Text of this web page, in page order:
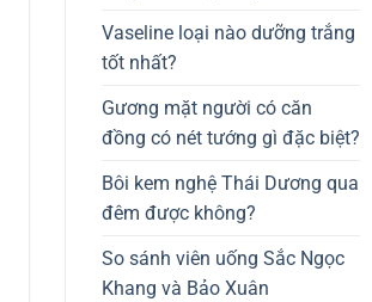
Vaseline loại nào dưỡng trắng
tốt nhất?
Gương mặt người có căn
đồng có nét tướng gì đặc biệt?
Bôi kem nghệ Thái Dương qua
đêm được không?
So sánh viên uống Sắc Ngọc
Khang và Bảo Xuân